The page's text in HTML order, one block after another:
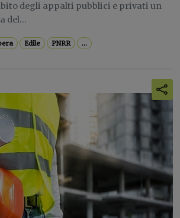
degli appalti pubblici e privati un
del...
Edile PNRR ...